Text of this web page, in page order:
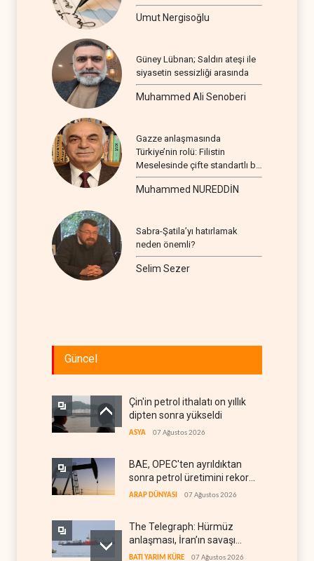
Umut Nergisoğlu
Güney Lübnan; Saldırı ateşi ile
siyasetin sessizliği arasında
Muhammed Ali Senoberi
Gazze anlaşmasında
Türkiye’nin rolü: Filistin
Meselesinde çifte standartlı bir
seyir
Muhammed NUREDDİN
Sabra-Şatila’yı hatırlamak
neden önemli?
Selim Sezer
Güncel
Çin'in petrol ithalatı on yıllık
dipten sonra yükseldi
ASYA 07 Ağustos 2026
BAE, OPEC'ten ayrıldıktan
sonra petrol üretimini rekor
düzeye çıkardı
ARAP DÜNYASI 07 Ağustos 2026
The Telegraph: Hürmüz
anlaşması, İran’ın savaşı
kazandığını gösteriyor
BATI YARIM KÜRE 07 Ağustos 2026